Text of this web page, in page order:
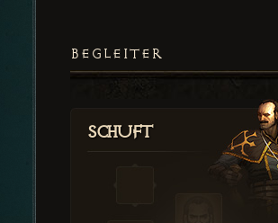
BEGLEITER
Schuft